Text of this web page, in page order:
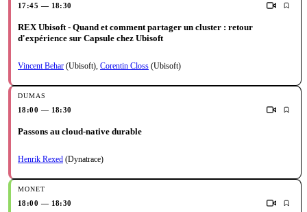
17:45 — 18:30
REX Ubisoft - Quand et comment partager un cluster : retour
d'expérience sur Capsule chez Ubisoft
Vincent Behar (Ubisoft), Corentin Closs (Ubisoft)
18:00 — 18:30
Passons au cloud-native durable
Henrik Rexed (Dynatrace)
18:00 — 18:30